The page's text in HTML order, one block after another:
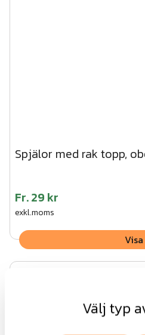
Spjälor med rak topp,
Fr.29 kr
exkl.moms
Visa
Välj typ